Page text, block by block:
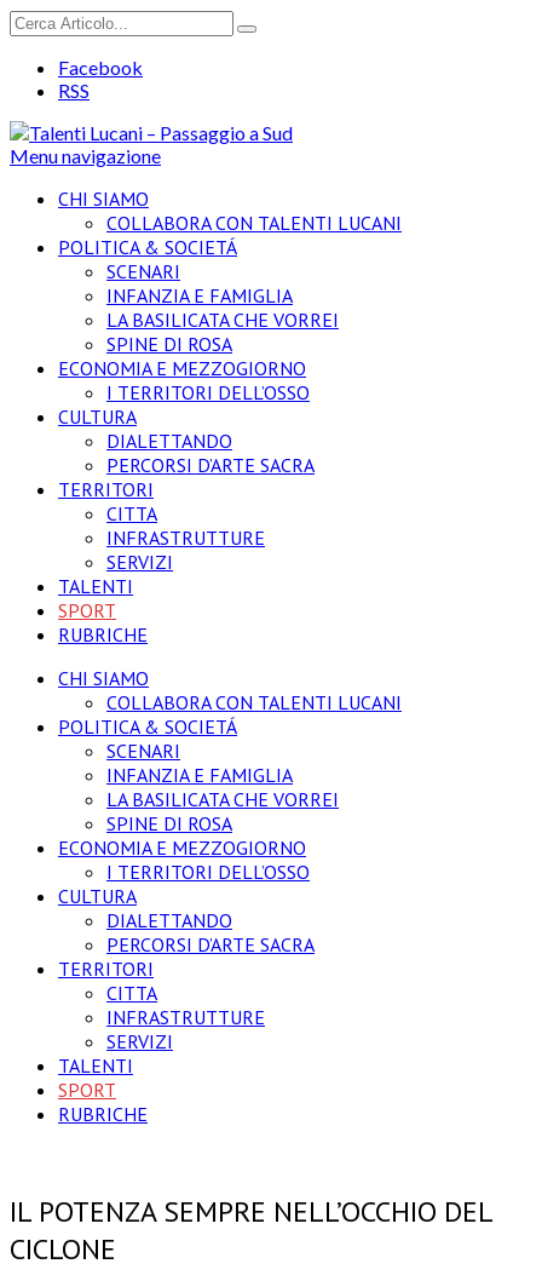
Facebook
RSS
Menu navigazione
CHI SIAMO
COLLABORA CON TALENTI LUCANI
POLITICA & SOCIETÁ
SCENARI
INFANZIA E FAMIGLIA
LA BASILICATA CHE VORREI
SPINE DI ROSA
ECONOMIA E MEZZOGIORNO
I TERRITORI DELL’OSSO
CULTURA
DIALETTANDO
PERCORSI D’ARTE SACRA
TERRITORI
CITTA
INFRASTRUTTURE
SERVIZI
TALENTI
SPORT
RUBRICHE
CHI SIAMO
COLLABORA CON TALENTI LUCANI
POLITICA & SOCIETÁ
SCENARI
INFANZIA E FAMIGLIA
LA BASILICATA CHE VORREI
SPINE DI ROSA
ECONOMIA E MEZZOGIORNO
I TERRITORI DELL’OSSO
CULTURA
DIALETTANDO
PERCORSI D’ARTE SACRA
TERRITORI
CITTA
INFRASTRUTTURE
SERVIZI
TALENTI
SPORT
RUBRICHE
IL POTENZA SEMPRE NELL’OCCHIO DEL
CICLONE